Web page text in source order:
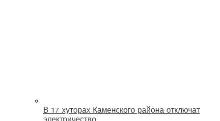
В 17 хуторах Каменского района отключат